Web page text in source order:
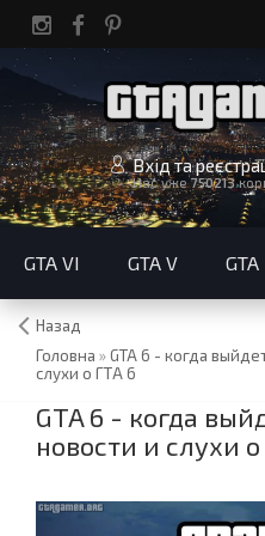
Вхід та
Нас уже750213
GTA VI GTA V GTA
Назад
Головна » GTA 6 - когда
слухи о ГТА 6
GTA 6 - когда
новости и слухи